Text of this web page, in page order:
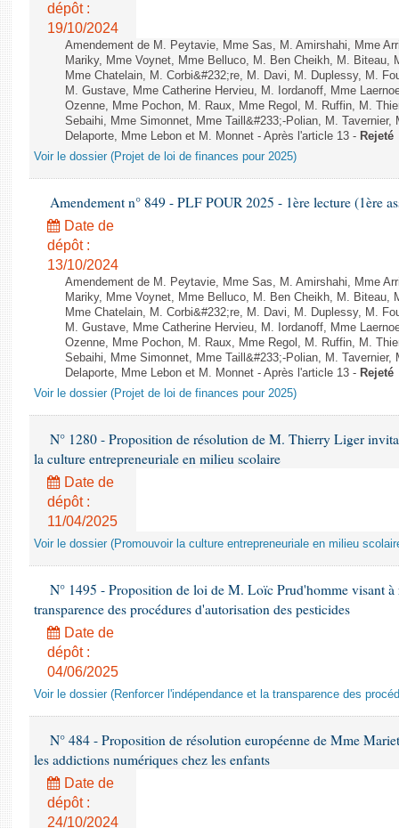
dépôt :
19/10/2024
Amendement de M. Peytavie, Mme Sas, M. Amirshahi, Mme
Mariky, Mme Voynet, Mme Belluco, M. Ben Cheikh, M. Biteau,
Mme Chatelain, M. Corbi&#232;re, M. Davi, M. Duplessy, M.
M. Gustave, Mme Catherine Hervieu, M. Iordanoff, Mme
Ozenne, Mme Pochon, M. Raux, Mme Regol, M. Ruffin, M.
Sebaihi, Mme Simonnet, Mme Taill&#233;-Polian, M. Tavernier,
Delaporte, Mme Lebon et M. Monnet - Après l'article 13 - Rejeté
Voir le dossier (Projet de loi de finances pour 2025)
Amendement n° 849 - PLF POUR 2025 - 1ère lecture (1ère
Date de
dépôt :
13/10/2024
Amendement de M. Peytavie, Mme Sas, M. Amirshahi, Mme
Mariky, Mme Voynet, Mme Belluco, M. Ben Cheikh, M. Biteau,
Mme Chatelain, M. Corbi&#232;re, M. Davi, M. Duplessy, M.
M. Gustave, Mme Catherine Hervieu, M. Iordanoff, Mme
Ozenne, Mme Pochon, M. Raux, Mme Regol, M. Ruffin, M.
Sebaihi, Mme Simonnet, Mme Taill&#233;-Polian, M. Tavernier,
Delaporte, Mme Lebon et M. Monnet - Après l'article 13 - Rejeté
Voir le dossier (Projet de loi de finances pour 2025)
N° 1280 - Proposition de résolution de M. Thierry Liger
la culture entrepreneuriale en milieu scolaire
Date de
dépôt :
11/04/2025
Voir le dossier (Promouvoir la culture entrepreneuriale en milieu
N° 1495 - Proposition de loi de M. Loïc Prud'homme visant à
transparence des procédures d'autorisation des pesticides
Date de
dépôt :
04/06/2025
Voir le dossier (Renforcer l'indépendance et la transparence des
N° 484 - Proposition de résolution européenne de Mme
les addictions numériques chez les enfants
Date de
dépôt :
24/10/2024